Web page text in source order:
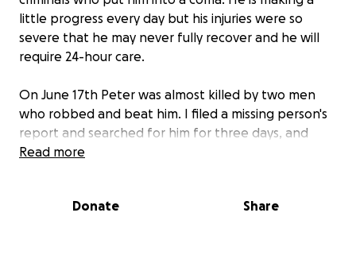
little progress every day but his injuries were so
severe that he may never fully recover and he will
require 24-hour care.
On June 17th Peter was almost killed by two men
who robbed and beat him. I filed a missing person's
report and searched for him for three days, and
when we found him he was in the hospital and
Right now, he is on a breathing tube and continues
Read more
Donate Share